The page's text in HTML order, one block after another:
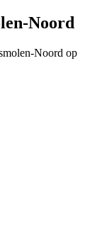
Noord
Noord op